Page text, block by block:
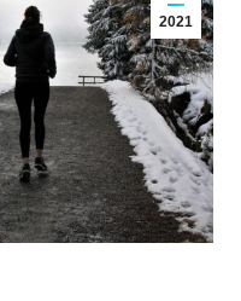
2021